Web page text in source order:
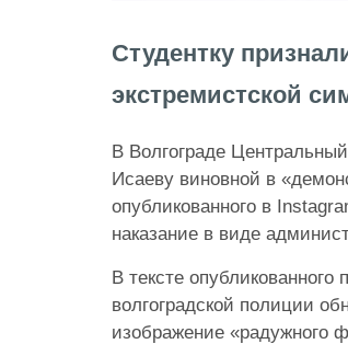
Студентку
экстремистской
В Волгограде
Исаеву виновной в
опубликованного в
наказание в виде
В тексте опубликованного
волгоградской полиции
изображение «радужного